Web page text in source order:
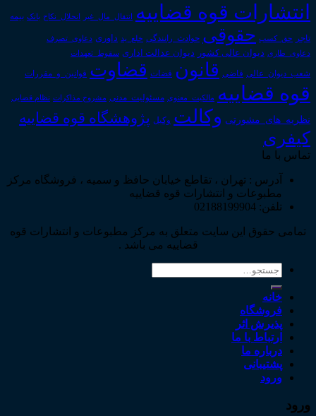
انتشارات قوه قضاییه انتقال_مال_غیر انحلال_نکاح بانک بیمه
تاجر حق_کسب حقوقی حوادث_رانندگی خلع_ید داوری دعاوی_تصرف
دعاوی_طاری دیوان عالی کشور دیوان عدالت اداری سقوط_تعهدات
شعب_دیوان_عالی قاضی قانون قضات قضاوت قوانین_و_مقررات
قوه قضاییه مالکیت_معنوی مسئولیت_مدنی مشروح مذاکرات نظام قضایی
نظریه_های_مشورتی وکالت وکیل پژوهشگاه قوه قضاییه
کیفری
تماس با ما
آدرس : تهران ، تقاطع خیابان حافظ و سمیه ، فروشگاه مرکز
مطبوعات و انتشارات قوه قضاییه
تلفن: 02188199904
تمامی حقوق این سایت متعلق به مرکز مطبوعات و انتشارات قوه
قضاییه می باشد .
جستجو
برای:
خانه
فروشگاه
پذیرش اثر
ارتباط با ما
درباره ما
پشتیبانی
ورود
ورود